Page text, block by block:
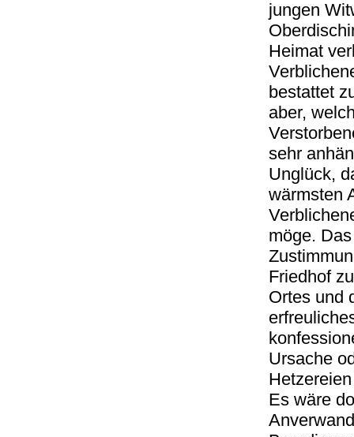
jungen
Heimat
bestattet
aber,
sehr
Unglück,
wärmsten
möge.
Friedhof
Ortes und
Ursache
Es wäre